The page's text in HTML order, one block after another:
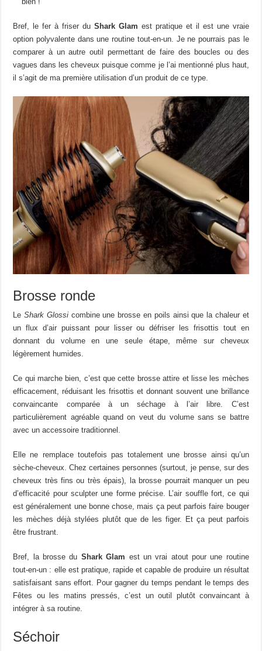
Bref, le fer à friser duShark Glam est pratique et il est une vraie
option polyvalente dans une routine tout-en-un. Je ne pourrais pas le
comparer à un autre outil permettant de faire des boucles ou des
vagues dans les cheveux puisque comme je l’ai mentionné plus haut,
il s’agit de ma première utilisation d’un produit de ce type.
Brosse ronde
Le Shark Glossicombine une brosse en poils ainsi que la chaleur et
un flux d’air puissant pour lisser ou défriser les frisottis tout en
donnant du volume en une seule étape, même sur cheveux
légèrement humides.
Ce qui marche bien, c’est que cette brosse attire et lisse les mèches
efficacement, réduisant les frisottis et donnant souvent une brillance
convaincante comparée à un séchage à l’air libre. C’est
particulièrement agréable quand on veut du volume sans se battre
avec un accessoire traditionnel.
Elle ne remplace toutefois pas totalement une brosse ainsi qu’un
sèche-cheveux. Chez certaines personnes (surtout, je pense, sur des
cheveux très fins ou très épais), la brosse pourrait manquer un peu
d’efficacité pour sculpter une forme précise. L’air souffle fort, ce qui
est généralement une bonne chose, mais ça peut parfois faire bouger
les mèches déjà stylées plutôt que de les figer. Et ça peut parfois
être frustrant.
Bref, la brosse du Shark Glam est un vrai atout pour une routine
tout-en-un : elle est pratique, rapide et capable de produire un résultat
satisfaisant sans effort. Pour gagner du temps pendant le temps des
Fêtes ou les matins pressés, c’est un outil plutôt convaincant à
intégrer à sa routine.
Séchoir